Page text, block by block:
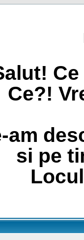
Ce?!
am
si pe